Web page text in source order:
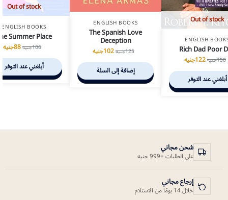
Out of stock
ENGLISH
Rich Dad Poor
150جنيه122جنيه
أبلغني عند التوفر
ENGLISH BOOKS
The Spanish Love
Deception
125جنيه102جنيه
إضافة إلى السلة
Out of stock
ENGLISH BOOKS
Summer Place
106جنيه88جنيه
أبلغني عند التوفر
شحن مجاني
على الطلبات +999 جنيه
إرجاع مجاني
خلال 14 يومًا من الاستلام